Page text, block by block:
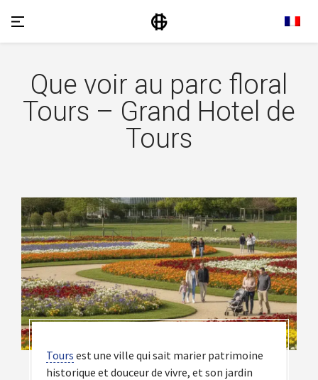
Que voir au parc floral
Tours – Grand Hotel de
Tours
Tours est une ville qui sait marier patrimoine
historique et douceur de vivre, et son jardin